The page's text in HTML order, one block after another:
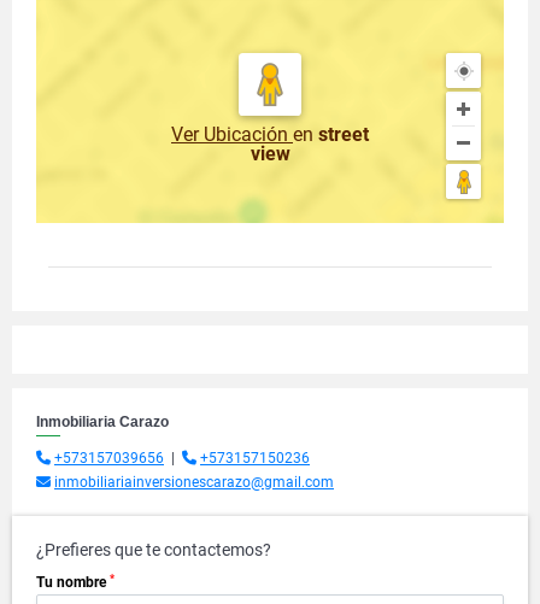
Ver Ubicación en street
view
Inmobiliaria Carazo
+573157039656
+573157150236
inmobiliariainversionescarazo@gmail.com
¿Prefieres que te contactemos?
Tu nombre *